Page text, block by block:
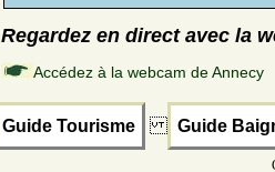
Regardez en direct avec la
Accédez à la webcam de Annecy
Guide Tourisme Guide